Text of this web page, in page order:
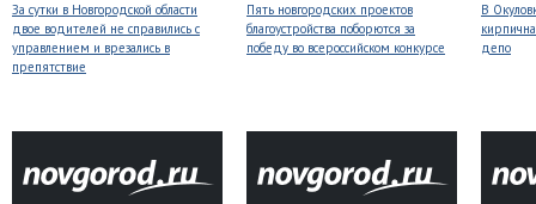
За сутки в Новгородской области
двое водителей не справились с
управлением и врезались в
препятствие
Пять новгородских проектов
благоустройства поборются за
победу во всероссийском конкурсе
В
депо